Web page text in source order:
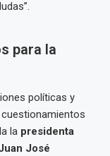
para la
políticas y
la presidenta
José